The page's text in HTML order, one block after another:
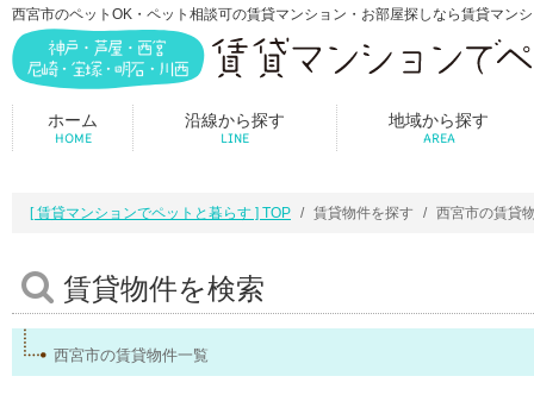
西宮市のペットOK・ペット相談可の賃貸マンション・お部屋探しなら賃貸マン
ホーム
HOME
沿線から探す
LINE
地域から探す
AREA
[ 賃貸マンションでペットと暮らす ] TOP 賃貸物件を探す 西宮市の賃貸
賃貸物件を検索
西宮市の賃貸物件一覧